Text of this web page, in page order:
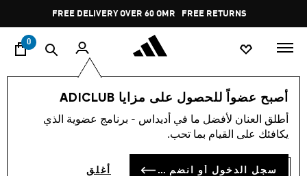
Pause
promotion
rotation
FREE DELIVERY OVER 60 OMR FREE RETURNS
0
أصبح عضواً للحصول على مزايا ADICLUB
أطلق العنان لأفضل ما في أديداس - برنامج عضوية الذي
يكافئك على القيام بما تحب.
سجل الدخول أو انضم الآن أغلق
النساء ملابس
-55%
تيشيرت SEASON 4